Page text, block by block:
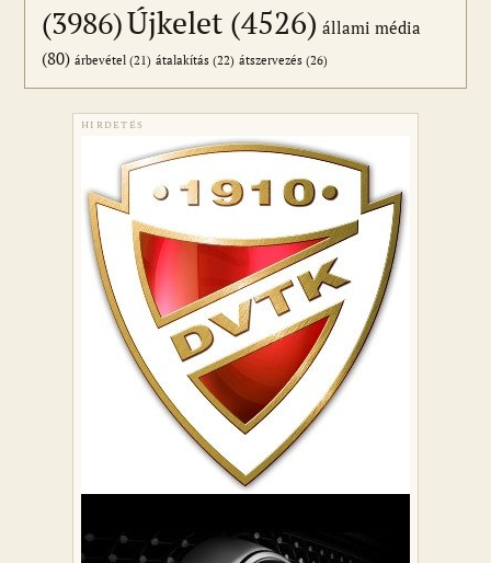
(3986)Újkelet (4526) állami média
(80) árbevétel (21) átalakítás (22) átszervezés (26)
HIRDETÉS